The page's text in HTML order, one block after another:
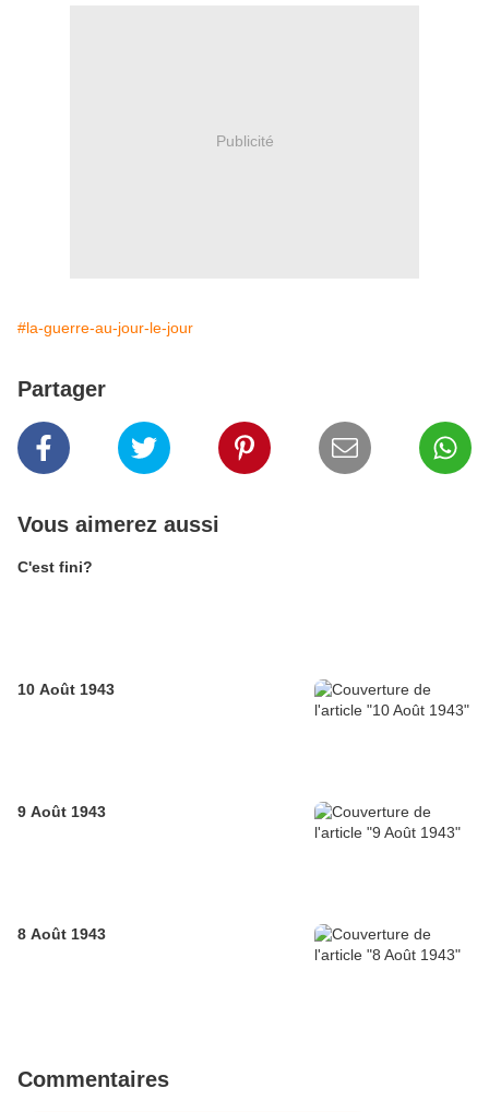
Publicité
#la-guerre-au-jour-le-jour
Partager
Vous aimerez aussi
C'est fini?
10 Août 1943
9 Août 1943
8 Août 1943
Commentaires